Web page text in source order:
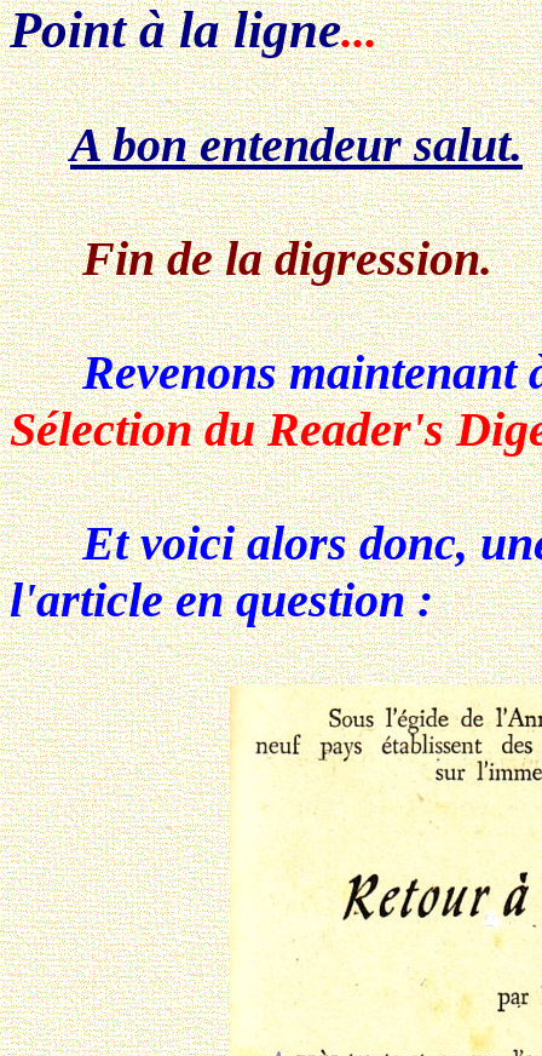
Point à la ligne...
A bon entendeur salut.
Fin de la digression.
Revenons maintenant
Sélection du Reader's
Et voici alors donc,
l'article en question :